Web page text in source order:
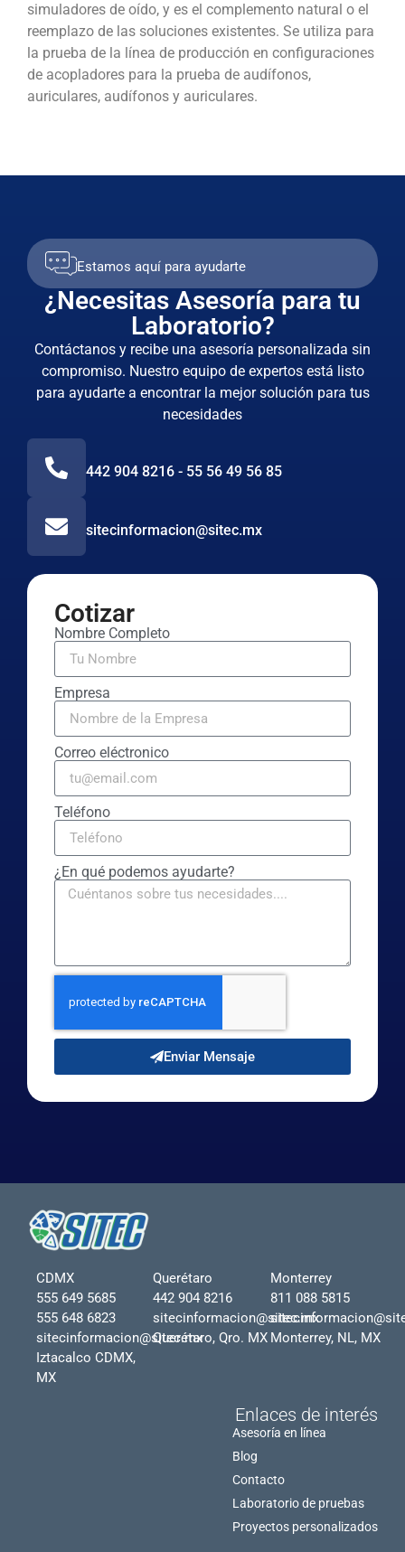
simuladores de oído, y es el complemento natural o el
reemplazo de las soluciones existentes. Se utiliza para
la prueba de la línea de producción en configuraciones
de acopladores para la prueba de audífonos,
auriculares, audífonos y auriculares.
Estamos aquí para ayudarte
¿Necesitas Asesoría para tu
Laboratorio?
Contáctanos y recibe una asesoría personalizada sin
compromiso. Nuestro equipo de expertos está listo
para ayudarte a encontrar la mejor solución para tus
necesidades
442 904 8216 - 55 56 49 56 85
sitecinformacion@sitec.mx
Cotizar
Nombre Completo
Empresa
Correo eléctronico
Teléfono
¿En qué podemos ayudarte?
Enviar Mensaje
CDMX
555 649 5685
555 648 6823
sitecinformacion@sitec.mx
Iztacalco CDMX,
MX
Querétaro
442 904 8216
sitecinformacion@sitec.mx
Querétaro, Qro. MX
Monterrey
811 088 5815
Monterrey, NL, MX
Enlaces de interés
Asesoría en línea
Blog
Contacto
Laboratorio de pruebas
Proyectos personalizados